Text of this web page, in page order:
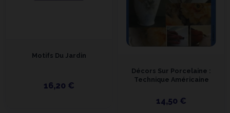
Motifs Du Jardin
16,20 €
Décors Sur Porcelaine :
Technique Américaine
14,50 €